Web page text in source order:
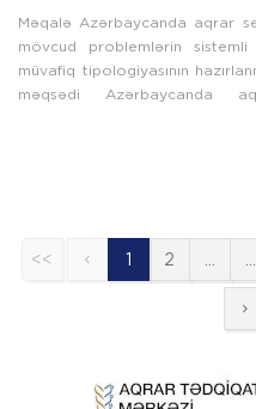
Məqalə Azərbaycanda aqrar
mövcud problemlərin
müvafiq tipologiyasının
məqsədi Azərbaycanda
<< 1 2
Prev